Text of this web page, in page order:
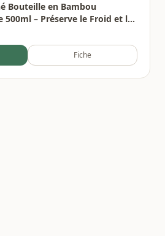
Bouteille en Bambou
500ml – Préserve le Froid et la
Fiche